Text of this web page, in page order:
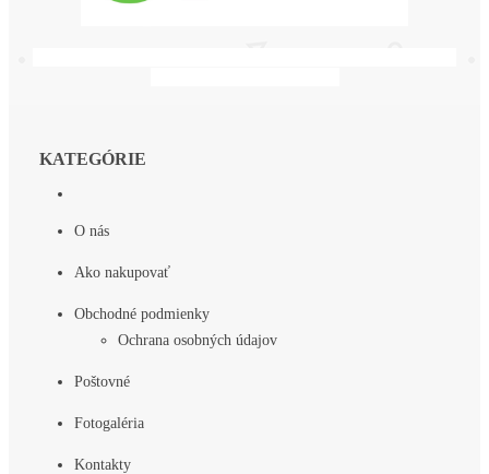
KATEGÓRIE
O nás
Ako nakupovať
Obchodné podmienky
Ochrana osobných údajov
Poštovné
Fotogaléria
Kontakty